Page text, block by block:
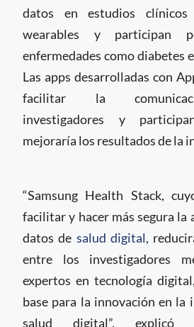
datos en estudios
wearables y participan
enfermedades como diabetes
Las apps desarrolladas con
facilitar la
investigadores y
mejoraría los resultados de la
“Samsung Health Stack,
facilitar y hacer más segura la
datos de salud digital,
entre los investigadores
expertos en tecnología
base para la innovación en la
salud digital”, explicó